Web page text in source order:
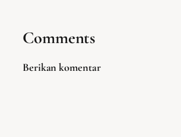
Comments
Berikan komentar